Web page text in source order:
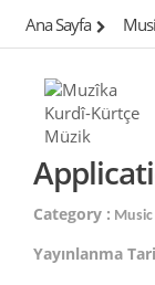
Ana Sayfa
Category : Music
Yayınlanma